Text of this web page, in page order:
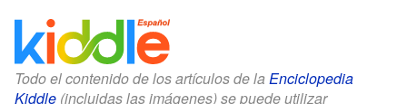
Todo el contenido de los artículos de la Enciclopedia
Kiddle (incluidas las imágenes) se puede utilizar